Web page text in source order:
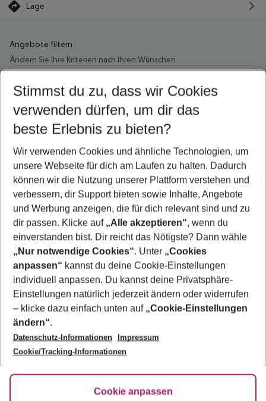
Lage
Angebote filtern
Ändern Sie Ihre Kriterien nach Ihren Wünschen
Wähle deinen Abflughafen
Beliebiger Abflughafen
Wähle deinen Reisezeitraum
5-8 Nächte
2 Erwachsene Keine Kinder
Mehr Filter anzeigen
Footer
Footer navigation
Über uns
AGB
Bestpreisgarantie
Cookie-Einstellungen ändern
Cookie-Richtlinie
Agenturbetreuung
Barrierefreies Reisen
FAQ
HanseMerkur Reiseversicherung
Folge uns
Stimmst du zu, dass wir Cookies
verwenden dürfen, um dir das
beste Erlebnis zu bieten?
Wir verwenden Cookies und ähnliche Technologien, um
unsere Webseite für dich am Laufen zu halten. Dadurch
können wir die Nutzung unserer Plattform verstehen und
verbessern, dir Support bieten sowie Inhalte, Angebote
und Werbung anzeigen, die für dich relevant sind und zu
dir passen. Klicke auf „Alle akzeptieren“, wenn du
einverstanden bist. Dir reicht das Nötigste? Dann wähle
„Nur notwendige Cookies“. Unter „Cookies
anpassen“ kannst du deine Cookie-Einstellungen
individuell anpassen. Du kannst deine Privatsphäre-
Einstellungen natürlich jederzeit ändern oder widerrufen
– klicke dazu einfach unten auf „Cookie-Einstellungen
ändern“.
Datenschutz-Informationen
Impressum
Cookie/Tracking-Informationen
Cookie anpassen